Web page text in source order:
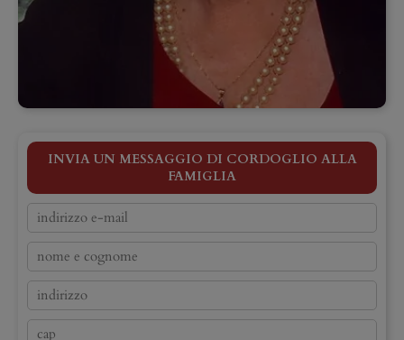
INVIA UN MESSAGGIO DI CORDOGLIO ALLA
FAMIGLIA